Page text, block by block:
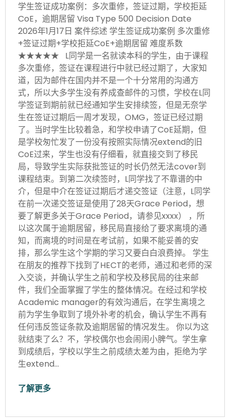
学生签证成功案例：多次重修，签证过期，学校拒延
CoE，逾期居留 Visa Type 500 Decision Date
2026年1月17日 案件综述 学生签证成功案例 多次重修
+签证过期+学校拒延CoE+逾期居留 难度系数
★★★★★ L同学是一名就读本科的学生，由于课程
多次重修，签证在课程进行中就已经过期了，大家知
道，因为邮件在国内并不是一个十分常用的沟通方
式，所以大多学生没有养成查邮件的习惯，学校在L同
学签证到期前就已经通知学生安排续签，但是无奈学
生在签证过期后一周才发现，OMG，签证已经过期
了。当时学生比较着急，和学校申请了CoE延期，但
是学校匆忙发了一份没有按照实际情况extend的旧
CoE过来，学生也没有仔细看，就直接交到了移民
局，导致学生实际获批签证的时长仍然无法cover到
课程结束。到第二次续签时，L同学找了不靠谱的中
介，但是中介在签证过期后才递交签证（注意，L同学
在前一次递交签证是使用了28天Grace Period，想
要了解更多关于Grace Period，请参见xxxx） ，所
以这次属于逾期居留，移民局直接给了要求离境的通
知，而离境的时间是在考试前，如果不能妥善的安
排，那么学生这个学期的学习又要白白浪费掉。 学生
在朋友的推荐下找到了HECT的老师，通过和老师的深
入交谈，并确认学生之前和学校及移民局的往来邮
件，我们全面掌握了学生的整体情况。在经过和学校
Academic manager的有效沟通后，在学生离境之
前为学生争取到了境外补考的机会，确认学生不再有
任何违反签证条款及逾期居留的情况发生。 你以为这
就结束了么？不，学校偶尔也会闹闹小脾气。学生拿
到成绩后，学校以学生之前成绩太差为由，拒绝为学
生extend…
了解更多